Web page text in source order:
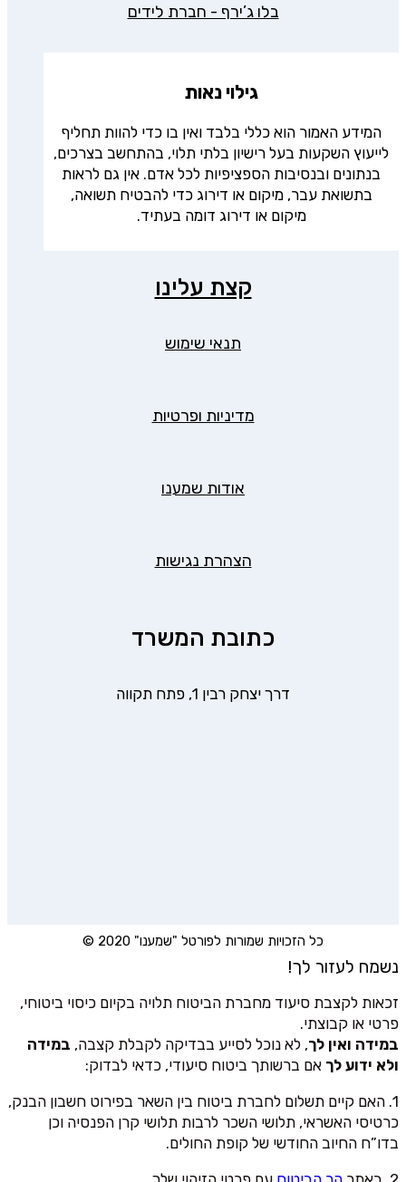
בלו ג’ירף - חברת לידים
גילוי נאות
המידע האמור הוא כללי בלבד ואין בו כדי להוות תחליף
לייעוץ השקעות בעל רישיון בלתי תלוי, בהתחשב בצרכים,
בנתונים ובנסיבות הספציפיות לכל אדם. אין גם לראות
בתשואת עבר, מיקום או דירוג כדי להבטיח תשואה,
מיקום או דירוג דומה בעתיד.
קצת עלינו
תנאי שימוש
מדיניות ופרטיות
אודות שמענו
הצהרת נגישות
כתובת המשרד
דרך יצחק רבין 1, פתח תקווה
כל הזכויות שמורות לפורטל "שמענו" 2020 ©
נשמח לעזור לך!
זכאות לקצבת סיעוד מחברת הביטוח תלויה בקיום כיסוי ביטוחי,
פרטי או קבוצתי.
במידה ואין לך, לא נוכל לסייע בבדיקה לקבלת קצבה, במידה
ולא ידוע לך אם ברשותך ביטוח סיעודי, כדאי לבדוק:
1. האם קיים תשלום לחברת ביטוח בין השאר בפירוט חשבון הבנק,
כרטיסי האשראי, תלושי השכר לרבות תלושי קרן הפנסיה וכן
בדו”ח החיוב החודשי של קופת החולים.